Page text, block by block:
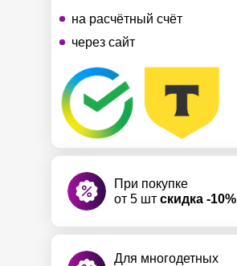
на расчётный счёт
через сайт
При покупке
от 5 шт скидка -10%
Для многодетных